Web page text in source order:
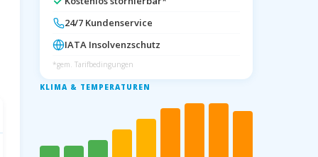
24/7 Kundenservice
IATA Insolvenzschutz
*gem. Tarifbedingungen
KLIMA & TEMPERATUREN